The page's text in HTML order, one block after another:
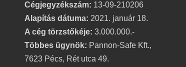
Cégjegyzékszám: 13-09-210206
Alapítás dátuma: 2021. január 18.
A cég törzstőkéje: 3.000.000.-
Többes ügynök: Pannon-Safe Kft.,
7623 Pécs, Rét utca 49.